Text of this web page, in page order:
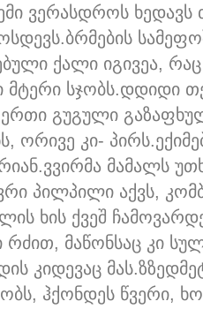
ვერასდროს ხედავს
ბრმების
ქალი იგივეა,
მტერი სჯობს.დდიდი
ერთი გუგული
ორივე კი- პირს.
ვვირმა მამალს
პილპილი აქვს,
ხის ქვეშ
რძით, მაწონსაც კი
კიდევაც მას.ზ
ჰქონდეს წვერი,